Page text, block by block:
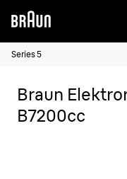
Series 5
Braun
B7200cc